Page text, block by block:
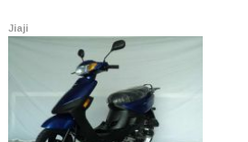
Jiaji